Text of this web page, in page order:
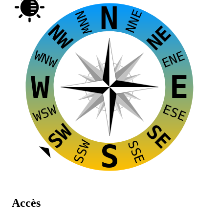
E
W
S
N
NW NE
SE
SW
NNE
ENE
ESE
SSE
SSW
WSW
WNW
NNW
Accès